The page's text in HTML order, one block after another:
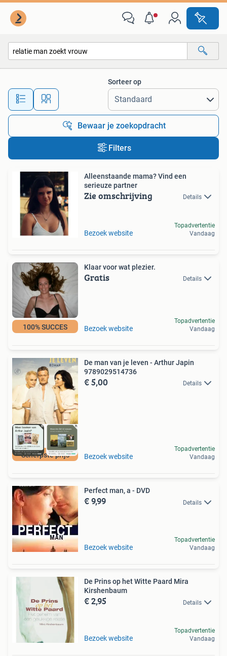
Alle afstanden…
Sorteer op
Bewaar je zoekopdracht
Filters
Alleenstaande mama? Vind een
serieuze partner
Zie omschrijving Details
Bezoek website
Topadvertentie
Vandaag
100% SUCCES
Klaar voor wat plezier.
Gratis Details
Bezoek website
Topadvertentie
Vandaag
Scherpste prijs
De man van je leven - Arthur Japin
9789029514736
€ 5,00 Details
Bezoek website
Topadvertentie
Vandaag
Perfect man, a - DVD
€ 9,99 Details
Bezoek website
Topadvertentie
Vandaag
De Prins op het Witte Paard Mira
Kirshenbaum
€ 2,95 Details
Bezoek website
Topadvertentie
Vandaag